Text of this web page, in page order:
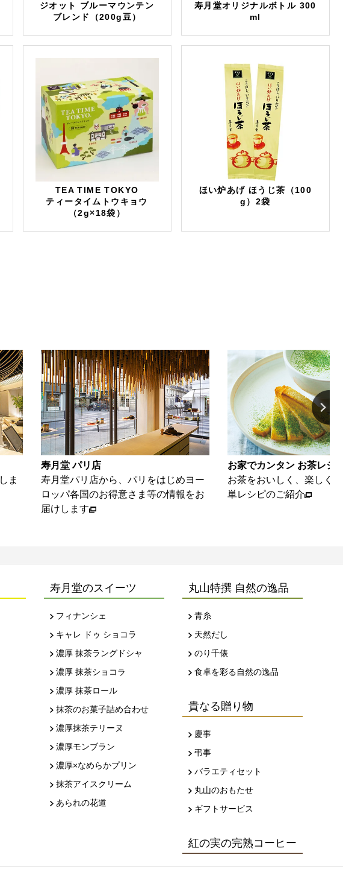
ジオット ブルーマウンテン
ブレンド（200g豆）
寿月堂オリジナルボトル 300
ml
TEA TIME TOKYO
ティータイムトウキョウ
（2g×18袋）
ほい炉あげ ほうじ茶（100
g）2袋
寿月堂 パリ店
寿月堂パリ店から、パリをはじめヨー
ロッパ各国のお得意さま等の情報をお
届けします
お家でカンタン お茶レシピ
お茶をおいしく、楽しくいただける
単レシピのご紹介
寿月堂のスイーツ
フィナンシェ
キャレ ドゥ ショコラ
濃厚 抹茶ラングドシャ
濃厚 抹茶ショコラ
濃厚 抹茶ロール
抹茶のお菓子詰め合わせ
濃厚抹茶テリーヌ
濃厚モンブラン
濃厚×なめらかプリン
抹茶アイスクリーム
あられの花道
丸山特撰 自然の逸品
青糸
天然だし
のり千俵
食卓を彩る自然の逸品
貴なる贈り物
慶事
弔事
バラエティセット
丸山のおもたせ
ギフトサービス
紅の実の完熟コーヒー